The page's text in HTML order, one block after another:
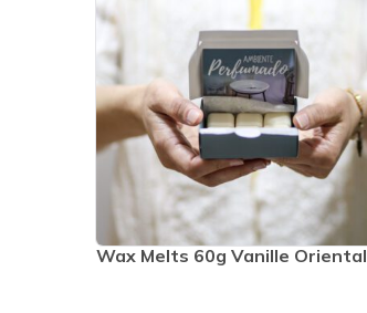
Wax Melts 60g Vanille Oriental